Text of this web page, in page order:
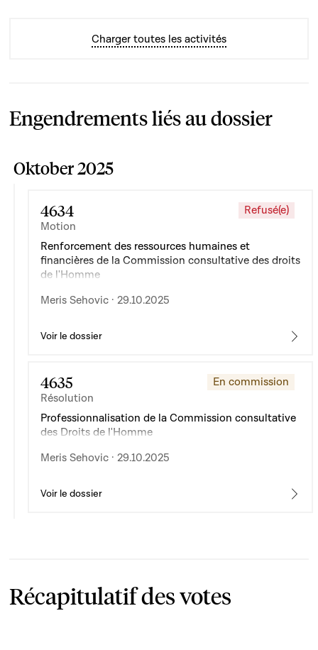
Charger toutes les activités
Engendrements liés au dossier
Oktober 2025
4634
Motion
Refusé(e)
Renforcement des ressources humaines et
financières de la Commission consultative des droits
de l'Homme
Meris Sehovic · 29.10.2025
Voir le dossier
4635
Résolution
En commission
Professionnalisation de la Commission consultative
des Droits de l'Homme
Meris Sehovic · 29.10.2025
Voir le dossier
Récapitulatif des votes